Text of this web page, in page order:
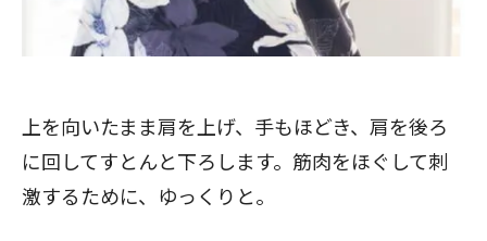
上を向いたまま肩を上げ、手もほどき、肩を後ろ
に回してすとんと下ろします。筋肉をほぐして刺
激するために、ゆっくりと。